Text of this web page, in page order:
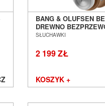
BANG & OLUFSEN
DREWNO
SŁUCHAWKI Z ANC
SŁUCHAWKI
2 199 ZŁ
KOSZYK +